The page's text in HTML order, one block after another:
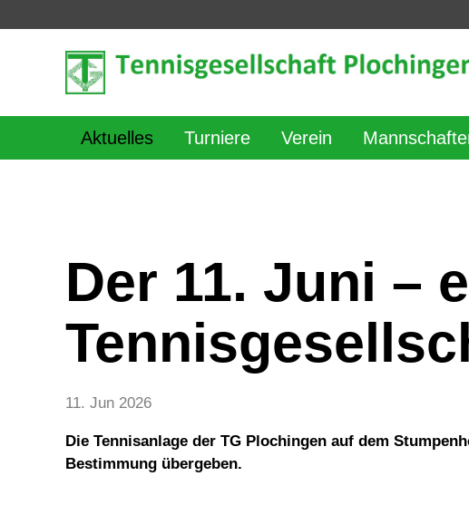
Aktuelles Turniere Verein
Der 11. Juni –
11. Jun 2026
Die Tennisanlage der TG Plochingen auf dem
Bestimmung übergeben.